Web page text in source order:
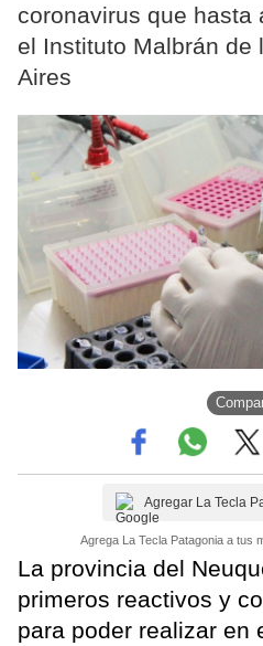
coronavirus que hasta
el Instituto Malbrán de
Aires
Agregar La Tecla
Agrega La Tecla Patagonia a tus
La provincia del
primeros reactivos y
para poder realizar en